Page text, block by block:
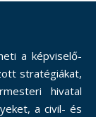
a képviselő-
stratégiákat,
hivatal
a civil- és